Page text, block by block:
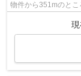
物件から351mのと